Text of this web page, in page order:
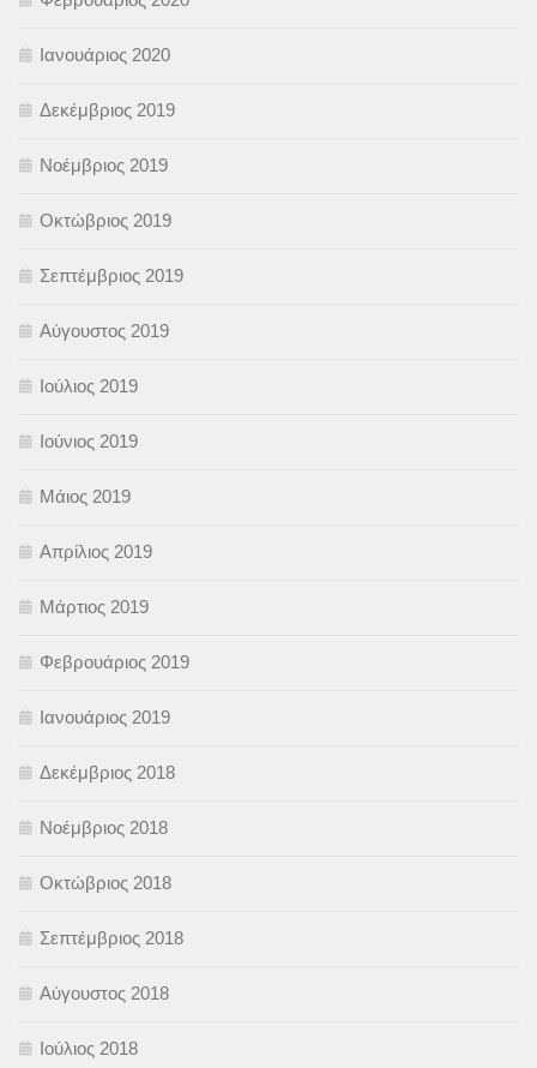
Ιανουάριος 2020
Δεκέμβριος 2019
Νοέμβριος 2019
Οκτώβριος 2019
Σεπτέμβριος 2019
Αύγουστος 2019
Ιούλιος 2019
Ιούνιος 2019
Μάιος 2019
Απρίλιος 2019
Μάρτιος 2019
Φεβρουάριος 2019
Ιανουάριος 2019
Δεκέμβριος 2018
Νοέμβριος 2018
Οκτώβριος 2018
Σεπτέμβριος 2018
Αύγουστος 2018
Ιούλιος 2018